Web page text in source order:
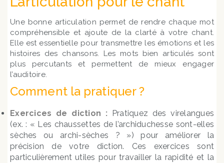
Une bonne articulation permet de rendre chaque mot
compréhensible et ajoute de la clarté à votre chant.
Elle est essentielle pour transmettre les émotions et les
histoires des chansons. Les mots bien articulés sont
plus percutants et permettent de mieux engager
l’auditoire.
Comment la pratiquer ?
Exercices de diction : Pratiquez des virelangues
(ex. : « Les chaussettes de l’archiduchesse sont-elles
sèches ou archi-sèches ? ») pour améliorer la
précision de votre diction. Ces exercices sont
particulièrement utiles pour travailler la rapidité et la